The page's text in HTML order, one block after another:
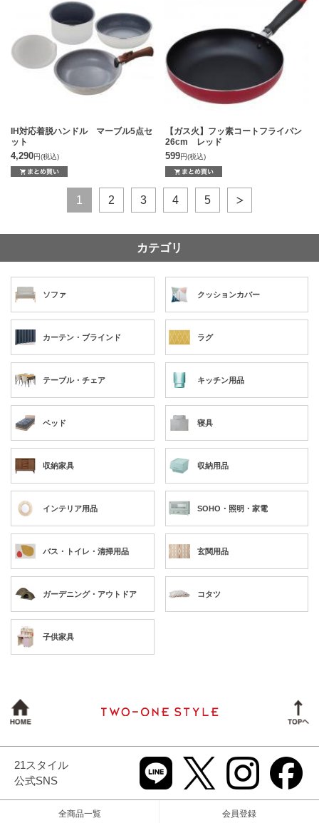
IH対応着脱ハンドル マーブル5点セ
ット
4,290円(税込)
【ガス火】フッ素コートフライパン
26cm レッド
599円(税込)
1 2 3 4 5
カテゴリ
ソファ クッションカバー
カーテン・ブラインド ラグ
テーブル・チェア キッチン用品
ベッド 寝具
収納家具 収納用品
インテリア用品 SOHO・照明・家電
バス・トイレ・清掃用品 玄関用品
ガーデニング・アウトドア コタツ
子供家具
21スタイル
公式SNS
全商品一覧 会員登録